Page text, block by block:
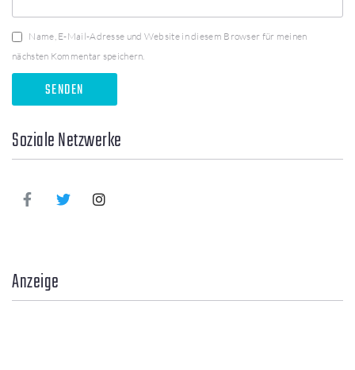
Name, E-Mail-Adresse und Website in diesem Browser für meinen
nächsten Kommentar speichern.
Soziale Netzwerke
Anzeige